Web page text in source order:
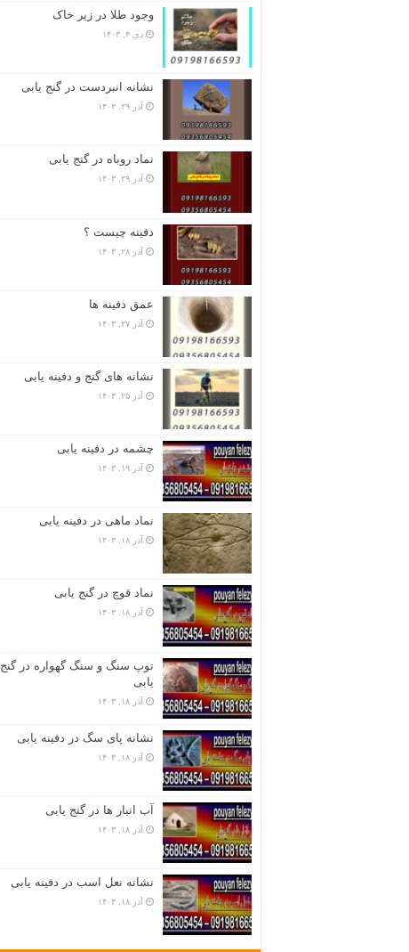
وجود طلا در زیر خاک
دی ۴, ۱۴۰۳
نشانه انبردست در گنج یابی
آذر ۲۹, ۱۴۰۳
نماد روباه در گنج یابی
آذر ۲۹, ۱۴۰۳
دفینه چیست ؟
آذر ۲۸, ۱۴۰۳
عمق دفینه ها
آذر ۲۷, ۱۴۰۳
نشانه های گنج و دفینه یابی
آذر ۲۵, ۱۴۰۳
چشمه در دفینه یابی
آذر ۱۹, ۱۴۰۳
نماد ماهی در دفینه یابی
آذر ۱۸, ۱۴۰۳
نماد قوچ در گنج یابی
آذر ۱۸, ۱۴۰۳
توپ سنگ و سنگ گهواره در گنج
یابی
آذر ۱۸, ۱۴۰۳
نشانه پای سگ در دفینه یابی
آذر ۱۸, ۱۴۰۳
آب انبار ها در گنج یابی
آذر ۱۸, ۱۴۰۳
نشانه نعل اسب در دفینه یابی
آذر ۱۸, ۱۴۰۳